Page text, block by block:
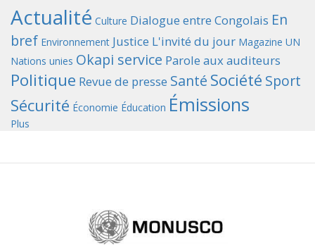
Actualité Culture Dialogue entre Congolais En
bref Environnement Justice L'invité du jour Magazine UN
Nations unies Okapi service Parole aux auditeurs
Politique Revue de presse Santé Société Sport
Sécurité Économie Éducation Émissions
Plus